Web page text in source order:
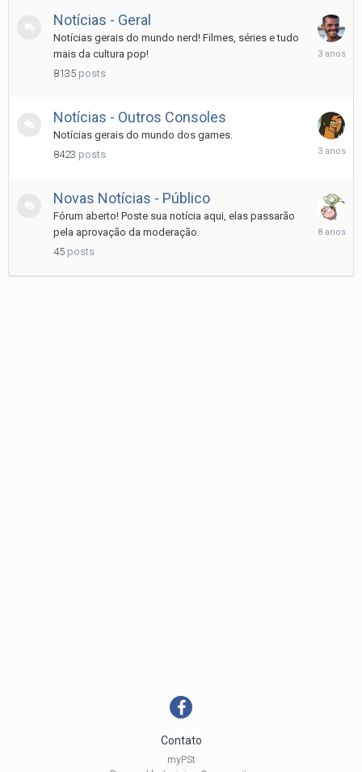
Notí­cias - Geral
Notícias gerais do mundo nerd! Filmes, séries e tudo
mais da cultura pop!
8135 posts
Janeiro
Notí­cias - Outros Consoles
Notí­cias gerais do mundo dos games.
8423 posts
Novas Notí­cias - Público
Fórum aberto! Poste sua notí­cia aqui, elas passarão
pela aprovação da moderação.
45 posts
Junho
Contato
myPSt